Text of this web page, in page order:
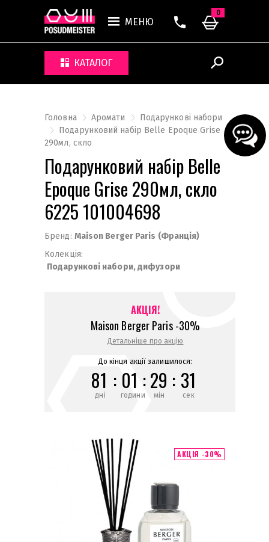
МЕНЮ
КАТАЛОГ
0
Головна Аромати
Подарункові набори
Подарунковий набір Belle Epoque Grise
290мл, скло
Подарунковий набір Belle
Epoque Grise 290мл, скло
6225 101004698
Бренд: Maison Berger Paris (Франція)
Колекція:
Подарункові набори, дифузори
АКЦІЯ -30%
АКЦІЯ!
Maison Berger Paris -30%
Детальніше про акцію
До кінця акції залишилося:
81
дні
: 01
години
:29
мін
: 31
сек